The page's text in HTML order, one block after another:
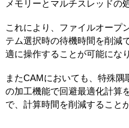
メモリーとマルチスレッドの
これにより、ファイルオープ
テム選択時の待機時間を削減
適に操作することが可能にな
またCAMにおいても、特殊
の加工機能で回避最適化計算
で、計算時間を削減すること